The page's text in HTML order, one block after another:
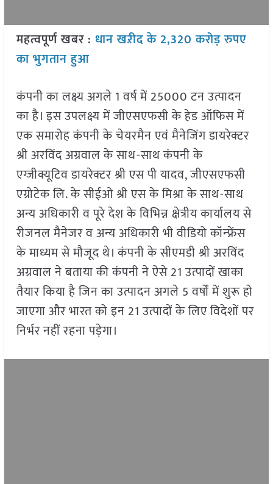
महत्वपूर्ण खबर : धान खऱीद के 2,320 करोड़ रुपए
का भुगतान हुआ
कंपनी का लक्ष्य अगले 1 वर्ष में 25000 टन उत्पादन
का है। इस उपलक्ष्य में जीएसएफसी के हेड ऑफिस में
एक समारोह कंपनी के चेयरमैन एवं मैनेजिंग डायरेक्टर
श्री अरविंद अग्रवाल के साथ-साथ कंपनी के
एग्जीक्यूटिव डायरेक्टर श्री एस पी यादव, जीएसएफसी
एग्रोटेक लि. के सीईओ श्री एस के मिश्रा के साथ-साथ
अन्य अधिकारी व पूरे देश के विभिन्न क्षेत्रीय कार्यालय से
रीजनल मैनेजर व अन्य अधिकारी भी वीडियो कॉन्फ्रेंस
के माध्यम से मौजूद थे। कंपनी के सीएमडी श्री अरविंद
अग्रवाल ने बताया की कंपनी ने ऐसे 21 उत्पादों खाका
तैयार किया है जिन का उत्पादन अगले 5 वर्षों में शुरू हो
जाएगा और भारत को इन 21 उत्पादों के लिए विदेशों पर
निर्भर नहीं रहना पड़ेगा।